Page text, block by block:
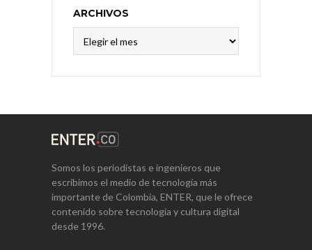
ARCHIVOS
Somos los periodistas e ingenieros que
escribimos el medio de tecnología más
importante de Colombia, ENTER, que le ofrece
contenido sobre tecnología y cultura digital
desde 1996.